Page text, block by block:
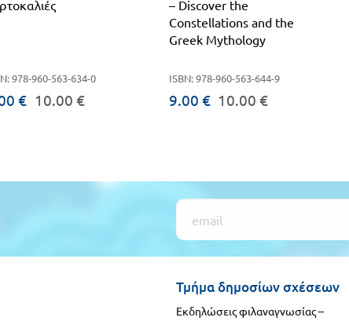
978-960-563-634-0
€ 10.00 €
– Discover the
Constellations and the
Greek Mythology
ISBN: 978-960-563-644-9
9.00 € 10.00 €
Τμήμα δημοσίων σχέσεων
Εκδηλώσεις φιλαναγνωσίας –